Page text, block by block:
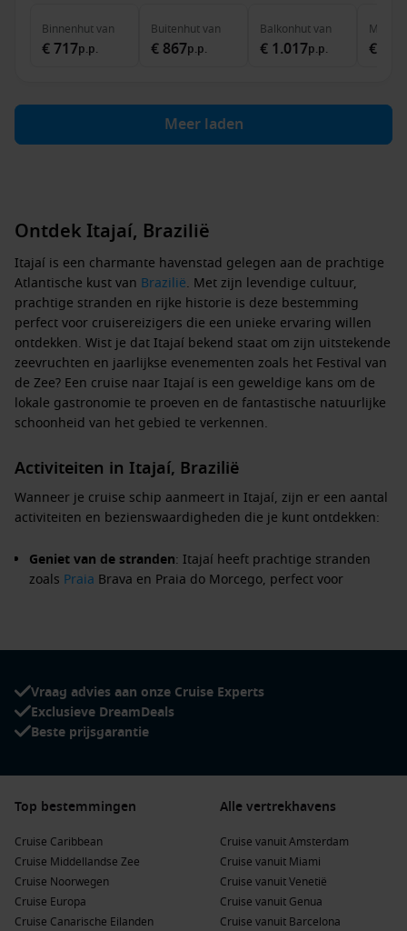
Binnenhutvan
€ 717p.p.
Buitenhutvan
€ 867p.p.
Balkonhutvan
€ 1.017p.p.
MSC
€
Meer laden
Ontdek Itajaí, Brazilië
Itajaí is een charmante havenstad gelegen aan de prachtige
Atlantische kust van Brazilië. Met zijn levendige cultuur,
prachtige stranden en rijke historie is deze bestemming
perfect voor cruisereizigers die een unieke ervaring willen
ontdekken. Wist je dat Itajaí bekend staat om zijn uitstekende
zeevruchten en jaarlijkse evenementen zoals het Festival van
de Zee? Een cruise naar Itajaí is een geweldige kans om de
lokale gastronomie te proeven en de fantastische natuurlijke
schoonheid van het gebied te verkennen.
Activiteiten in Itajaí, Brazilië
Wanneer je cruise schip aanmeert in Itajaí, zijn er een aantal
activiteiten en bezienswaardigheden die je kunt ontdekken:
Geniet van de stranden: Itajaí heeft prachtige stranden
zoals Praia Brava en Praia do Morcego, perfect voor
voor verse zeevruchten, lokale producten en handwerk.
Maak een boottocht: Geniet van een ontspannen
boottocht rond de baai en bewonder de prachtige kustlijn
en natuur van het gebied.
rijke geschiedenis van de stad en haar ontwikkeling door
de jaren heen. Dit museum biedt interessante exposities
Proef de lokale gastronomie
: Geniet in een van de
restaurants van de stad van heerlijke visgerechten en
andere lokale specialiteiten, een echte traktatie voor
fijnproevers!
Vraag advies aan onze Cruise Experts
Exclusieve DreamDeals
Beste prijsgarantie
Top bestemmingen
Cruise Caribbean
Cruise Middellandse Zee
Cruise Noorwegen
Cruise Europa
Cruise Canarische Eilanden
Alle vertrekhavens
Cruise vanuit Amsterdam
Cruise vanuit Miami
Cruise vanuit Venetië
Cruise vanuit Genua
Cruise vanuit Barcelona